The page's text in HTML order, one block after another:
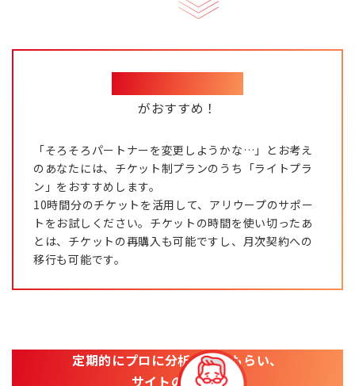
がおすすめ！
「そろそろパートナーを変更しようかな…」とお考え
のあなたには、チケット制プランのうち「ライトプラ
ン」をおすすめします。
10時間分のチケットを活用して、アリウープのサポー
トをお試しください。チケットの時間を使い切ったあ
とは、チケットの再購入も可能ですし、月次契約への
移行も可能です。
定期的にプロに分析をしてもらい、
サイトの改善を